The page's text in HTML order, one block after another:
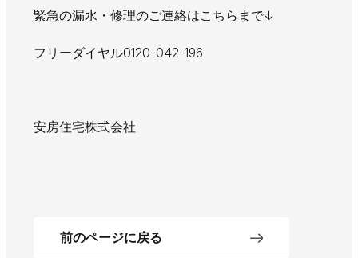
緊急の漏水・修理のご連絡はこちらまで↓
フリーダイヤル0120-042-196
安房住宅株式会社
前のページに戻る